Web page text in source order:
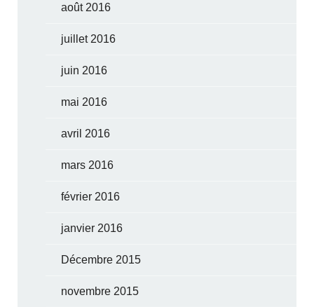
août 2016
juillet 2016
juin 2016
mai 2016
avril 2016
mars 2016
février 2016
janvier 2016
Décembre 2015
novembre 2015